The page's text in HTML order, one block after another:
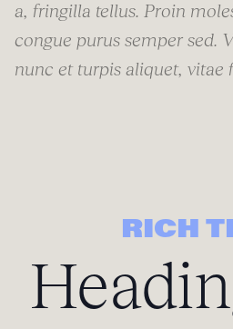
a, fringilla tellus. Proin
congue purus semper sed.
nunc et turpis aliquet, vitae
RICH